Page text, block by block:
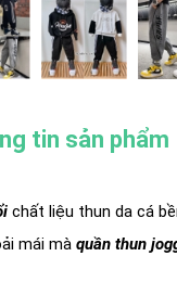
tin sản phẩm
chất liệu thun da cá
mái mà quần thun